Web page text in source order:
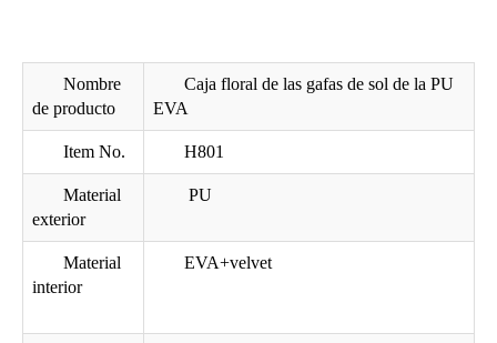
Nombre
de producto
Caja floral de las gafas de sol de la PU
EVA
Item No. H801
Material
exterior
PU
Material
interior
EVA+velvet